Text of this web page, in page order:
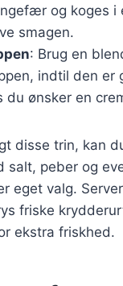
og koges i
smagen.
: Brug en
indtil den
du ønsker en
disse trin, kan
salt, peber og
eget valg.
friske
ekstra friskhed.